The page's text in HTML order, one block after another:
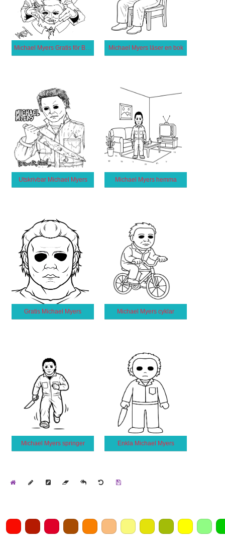
Michael Myers Gratis för Barn Michael Myers läser en bok
Utskrivbar Michael Myers Michael Myers hemma
Gratis Michael Myers Michael Myers cyklar
Michael Myers springer Enkla Michael Myers